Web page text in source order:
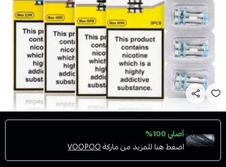
أصلي 100%
اضغط هنا للمزيد من ماركةVOOPOO